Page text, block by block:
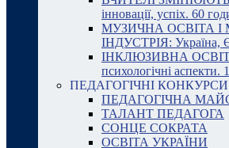
інновації, успіх. 60
МУЗИЧНА ОСВІТА І
ІНДУСТРІЯ: Україна,
ІНКЛЮЗИВНА ОСВІТА:
психологічні аспекти.
ПЕДАГОГІЧНІ
ПЕДАГОГІЧНА
ТАЛАНТ ПЕДАГОГА
СОНЦЕ СОКРАТА
ОСВІТА УКРАЇНИ